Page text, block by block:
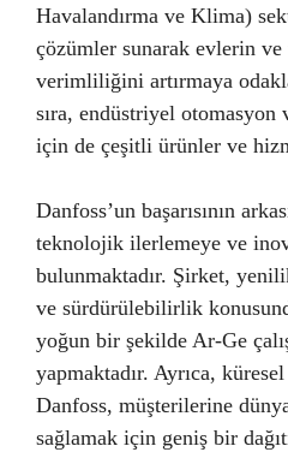
Havalandırma ve Klima)
çözümler sunarak evlerin
verimliliğini artırmaya
sıra, endüstriyel otomasyon
için de çeşitli ürünler ve
Danfoss’un başarısının
teknolojik ilerlemeye ve
bulunmaktadır. Şirket,
ve sürdürülebilirlik
yoğun bir şekilde Ar-Ge
yapmaktadır. Ayrıca,
Danfoss, müşterilerine
sağlamak için geniş bir